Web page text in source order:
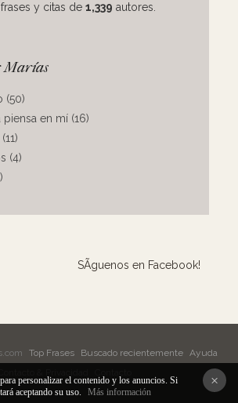
frases y citas de 1,339 autores.
Marías
(50)
piensa en mí (16)
(4)
SÃ­guenos en Facebook!
Top Frases Buscado recientemente Ayuda
×
personalizar el contenido y los anuncios. Si
aceptando su uso.
Más información